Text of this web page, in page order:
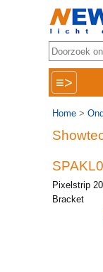
≡>
Home >
Pixelstrip
Bracket